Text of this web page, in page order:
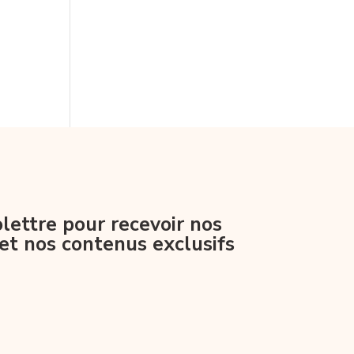
pour recevoir nos
nos contenus exclusifs